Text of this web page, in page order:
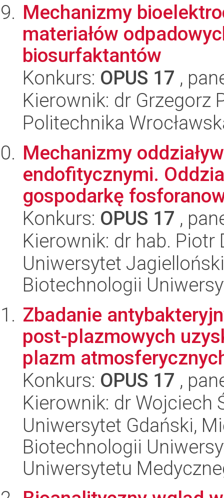
Mechanizmy
materiałów
biosurfaktantów
Konkurs: OPUS 17 ,
Kierownik: dr Grzegorz
Politechnika
Mechanizmy
endofitycznymi.
gospodarkę
Konkurs: OPUS 17 ,
Kierownik: dr hab. Piotr
Uniwersytet
Biotechnologii
Zbadanie
post-plazmowych
plazm
Konkurs: OPUS 17 ,
Kierownik: dr Wojciech
Uniwersytet Gdański,
Biotechnologii
Uniwersytetu